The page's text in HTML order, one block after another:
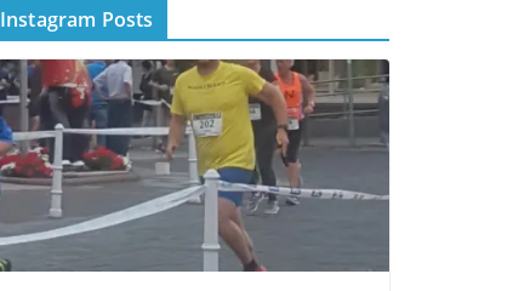
Instagram Posts